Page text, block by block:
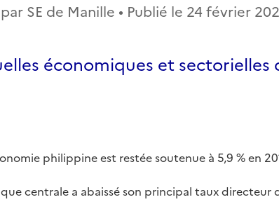
SE de Manille • Publié le 24 février
économiques et sectorielles
philippine est restée soutenue à 5,9 % en
centrale a abaissé son principal taux directeur